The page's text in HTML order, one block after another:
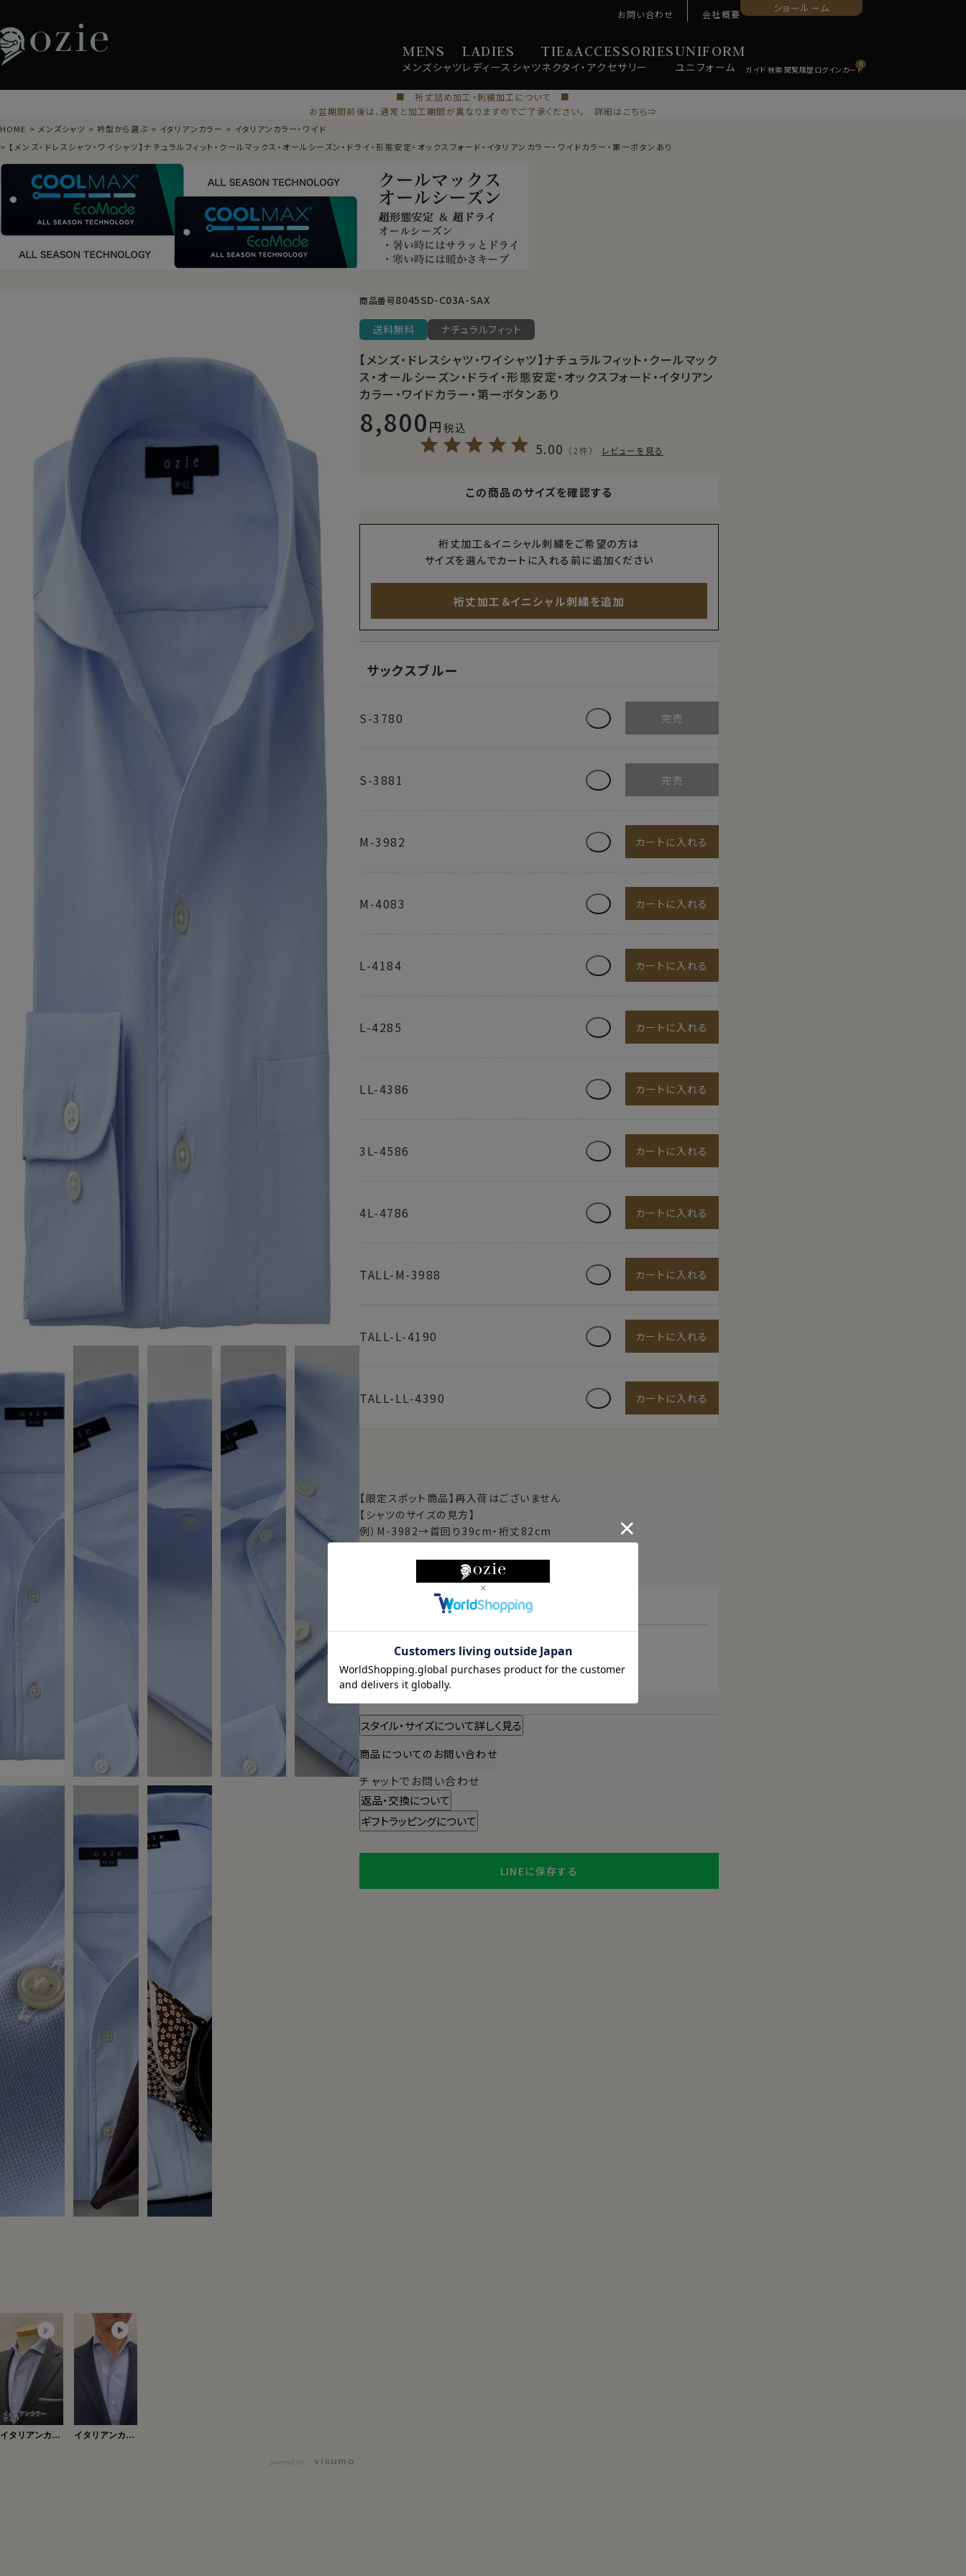
MENS
メンズシャツ
LADIES
レディース シャツ
TIE&ACCESSORIES
ネクタイ・ アクセサリー
UNIFORM
ユニ フォーム
お問い合わせ 会社概要 ショールーム
0
■ 裄丈詰め加工・刺繍加工について ■
お盆期間前後は、通常と加工期間が異なりますのでご了承ください。 詳細はこちら⇒
HOME メンズシャツ 衿型から選ぶ イタリアンカラー
イタリアンカラー・ワイド
【メンズ・ドレスシャツ・ワイシャツ】ナチュラルフィット・クールマックス・オールシーズン・ドライ・形態安定・オックスフォード・イタリアンカラー・ワイドカラー・第一ボタンあり
イタリアンカラ
イタリアンカラ
powered by
商品番号8045SD-C03A-SAX
送料無料 ナチュラルフィット
【メンズ・ドレスシャツ・ワイシャツ】ナチュラルフィット・クールマック
ス・オールシーズン・ドライ・形態安定・オックスフォード・イタリアン
カラー・ワイドカラー・第一ボタンあり
8,800 税込
5.00 （2件） レビューを見る
この商品のサイズを確認する
裄丈加工＆イニシャル刺繍をご希望の方は
サイズを選んでカートに入れる前に追加ください
裄丈加工＆イニシャル刺繍を追加
サックスブルー
S-3780
S-3881
M-3982 カートに入れる
M-4083 カートに入れる
L-4184 カートに入れる
L-4285 カートに入れる
LL-4386 カートに入れる
3L-4586 カートに入れる
4L-4786 カートに入れる
TALL-M-3988 カートに入れる
TALL-L-4190 カートに入れる
TALL-LL-4390 カートに入れる
【限定スポット商品】再入荷はございません
【シャツのサイズの見方】
例）M-3982→首回り39cm・裄丈82cm
例）TALL-L-4190→首回り41cm・裄丈90cm
2026/08/11（火） に宅配便でお届けします。
（※裄丈加工・刺繍がある場合は除く）
スタイル・サイズについて詳しく見る
商品についてのお問い合わせ
チャットでお問い合わせ
返品・交換について
ギフトラッピングについて
LINEに保存する